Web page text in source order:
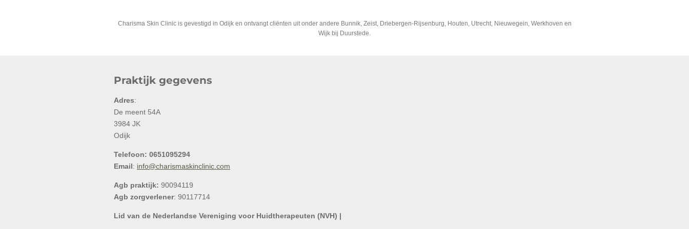
Charisma Skin Clinic is gevestigd in Odijk en ontvangt cliënten uit onder andere Bunnik, Zeist, Driebergen-Rijsenburg, Houten, Utrecht, Nieuwegein, Werkhoven en
Wijk bij Duurstede.
Praktijk gegevens
Adres:
De meent 54A
3984 JK
Odijk
Telefoon: 0651095294
Email: info@charismaskinclinic.com
Agb praktijk: 90094119
Agb zorgverlener: 90117714
Lid van de Nederlandse Vereniging voor Huidtherapeuten (NVH) |